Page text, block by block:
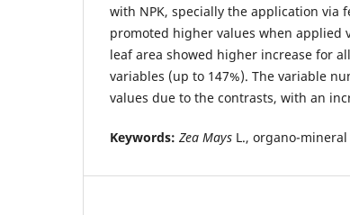
with NPK, specially the application
promoted higher values when applied
leaf area showed higher increase for
variables (up to 147%). The variable
values due to the contrasts, with an
Keywords: Zea Mays L., organo-